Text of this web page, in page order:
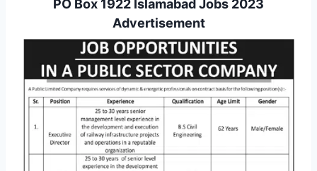
PO Box 1922 Islamabad Jobs 2023
Advertisement